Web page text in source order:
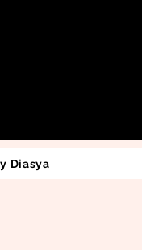
Diasya